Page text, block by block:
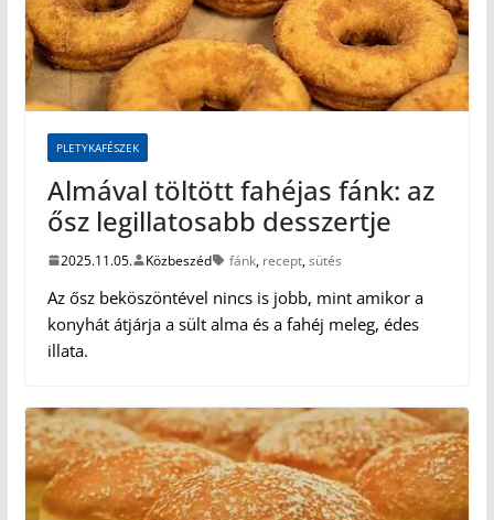
PLETYKAFÉSZEK
Almával töltött fahéjas fánk: az
ősz legillatosabb desszertje
2025.11.05. Közbeszéd fánk, recept,sütés
Az ősz beköszöntével nincs is jobb, mint amikor a
konyhát átjárja a sült alma és a fahéj meleg, édes
illata.